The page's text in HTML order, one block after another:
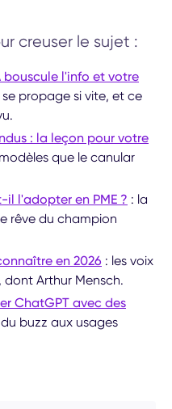
creuser le sujet :
bouscule l'info et votre
propage si vite, et ce
: la leçon pour votre
que le canular
l'adopter en PME ? : la
rêve du champion
en 2026 : les voix
Arthur Mensch.
ChatGPT avec des
buzz aux usages